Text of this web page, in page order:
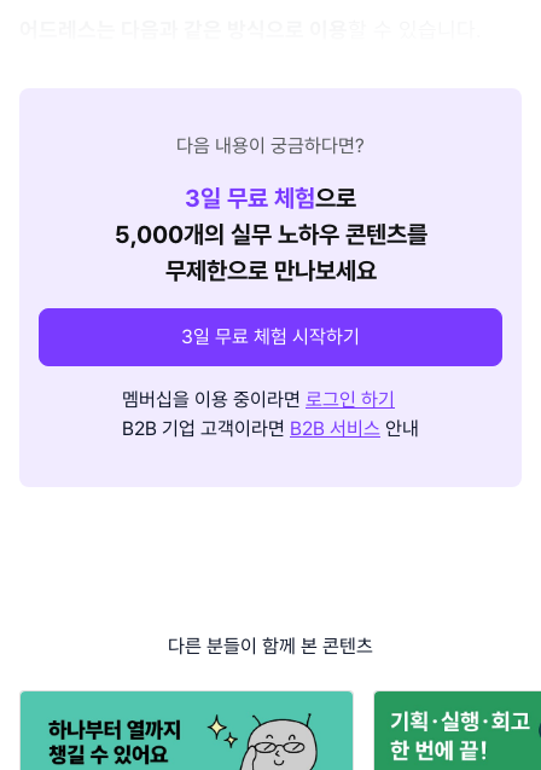
다음 내용이 궁금하다면?
3일 무료 체험으로
5,000개의 실무 노하우 콘텐츠를
무제한으로 만나보세요
3일 무료 체험 시작하기
멤버십을 이용 중이라면 로그인 하기
B2B 기업 고객이라면 B2B 서비스 안내
다른 분들이 함께 본 콘텐츠